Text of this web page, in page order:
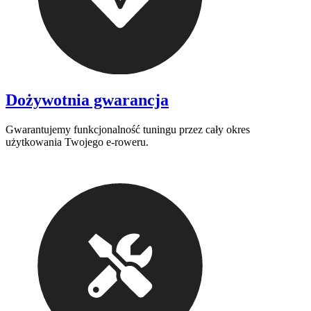
Dożywotnia gwarancja
Gwarantujemy funkcjonalność tuningu przez cały okres
użytkowania Twojego e-roweru.